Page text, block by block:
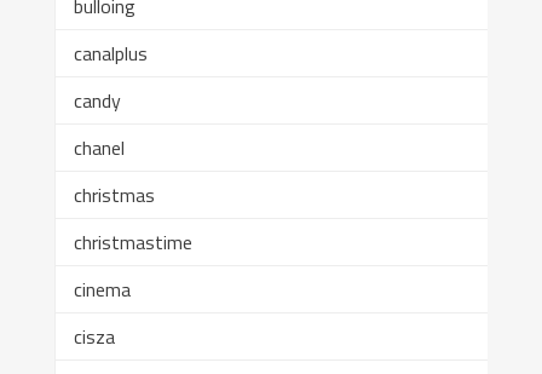
bulloing
canalplus
candy
chanel
christmas
christmastime
cinema
cisza